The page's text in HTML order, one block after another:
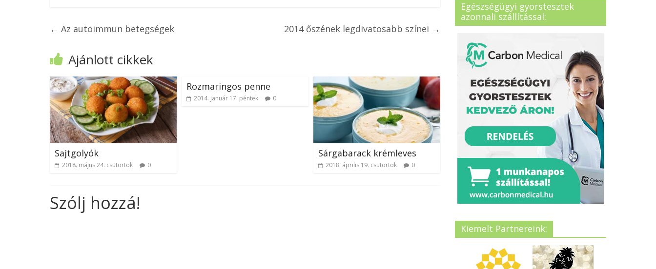
← Az autoimmun betegségek 2014 őszének legdivatosabb színei →
Ajánlott cikkek
Sajtgolyók
2018. május 24. csütörtök 0
Rozmaringos penne
2014. január 17. péntek 0
Sárgabarack krémleves
2018. április 19. csütörtök 0
Szólj hozzá!
Egészségügyi gyorstesztek
azonnali szállítással:
Kiemelt Partnereink: